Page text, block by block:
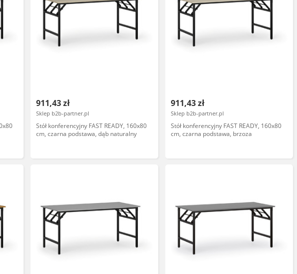
911,43 zł
Sklep b2b-partner.pl
Stół konferencyjny FAST READY, 160x80
cm, czarna podstawa, dąb naturalny
911,43 zł
Sklep b2b-partner.pl
Stół konferencyjny FAST READY, 160x80
cm, czarna podstawa, brzoza